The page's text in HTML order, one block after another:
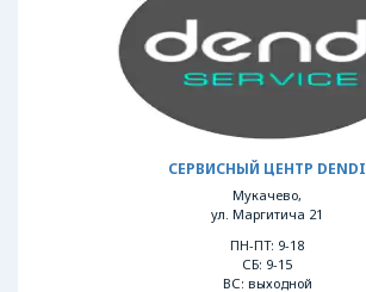
СЕРВИСНЫЙ ЦЕНТР DENDI
Мукачево,
ул. Маргитича 21
ПН-ПТ: 9-18
СБ: 9-15
ВС: выходной